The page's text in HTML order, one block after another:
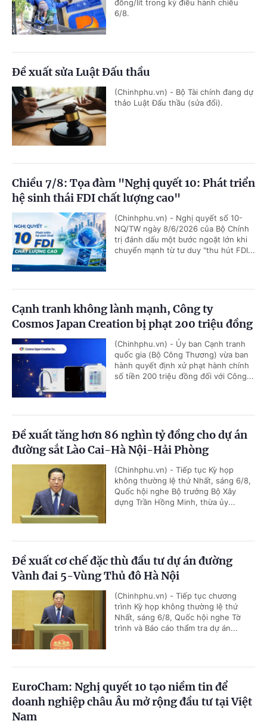
đồng/lít trong kỳ điều hành chiều
6/8.
Đề xuất sửa Luật Đấu thầu
(Chinhphu.vn) - Bộ Tài chính đang dự
thảo Luật Đấu thầu (sửa đổi).
Chiều 7/8: Tọa đàm "Nghị quyết 10: Phát triển
hệ sinh thái FDI chất lượng cao"
(Chinhphu.vn) - Nghị quyết số 10-
NQ/TW ngày 8/6/2026 của Bộ Chính
trị đánh dấu một bước ngoặt lớn khi
chuyển mạnh từ tư duy "thu hút FDI...
Cạnh tranh không lành mạnh, Công ty
Cosmos Japan Creation bị phạt 200 triệu đồng
(Chinhphu.vn) - Ủy ban Cạnh tranh
quốc gia (Bộ Công Thương) vừa ban
hành quyết định xử phạt hành chính
số tiền 200 triệu đồng đối với Công...
Đề xuất tăng hơn 86 nghìn tỷ đồng cho dự án
đường sắt Lào Cai-Hà Nội-Hải Phòng
(Chinhphu.vn) - Tiếp tục Kỳ họp
không thường lệ thứ Nhất, sáng 6/8,
Quốc hội nghe Bộ trưởng Bộ Xây
dựng Trần Hồng Minh, thừa ủy...
Đề xuất cơ chế đặc thù đầu tư dự án đường
Vành đai 5-Vùng Thủ đô Hà Nội
(Chinhphu.vn) - Tiếp tục chương
trình Kỳ họp không thường lệ thứ
Nhất, sáng 6/8, Quốc hội nghe Tờ
trình và Báo cáo thẩm tra dự án...
EuroCham: Nghị quyết 10 tạo niềm tin để
doanh nghiệp châu Âu mở rộng đầu tư tại Việt
Nam